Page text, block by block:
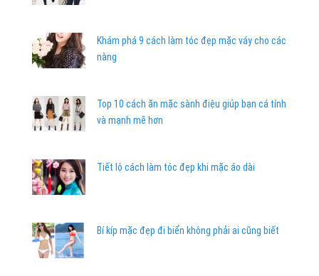
Khám phá 9 cách làm tóc đẹp mặc váy cho các
nàng
Top 10 cách ăn mặc sành điệu giúp bạn cá tính
và mạnh mẽ hơn
Tiết lộ cách làm tóc đẹp khi mặc áo dài
Bí kíp mặc đẹp đi biển không phải ai cũng biết